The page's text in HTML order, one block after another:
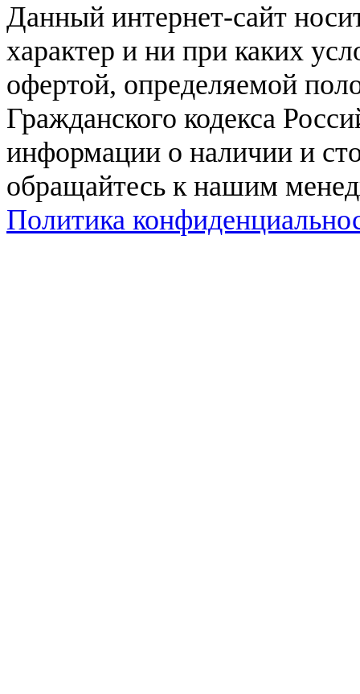
Данный интернет-сайт
характер и ни при каких
офертой, определяемой
Гражданского кодекса
информации о наличии и
обращайтесь к нашим
Политика